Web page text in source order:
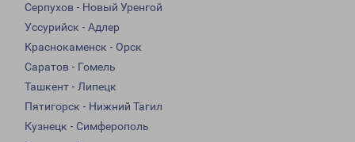
Серпухов - Новый Уренгой
Уссурийск - Адлер
Краснокаменск - Орск
Саратов - Гомель
Ташкент - Липецк
Пятигорск - Нижний Тагил
Кузнецк - Симферополь